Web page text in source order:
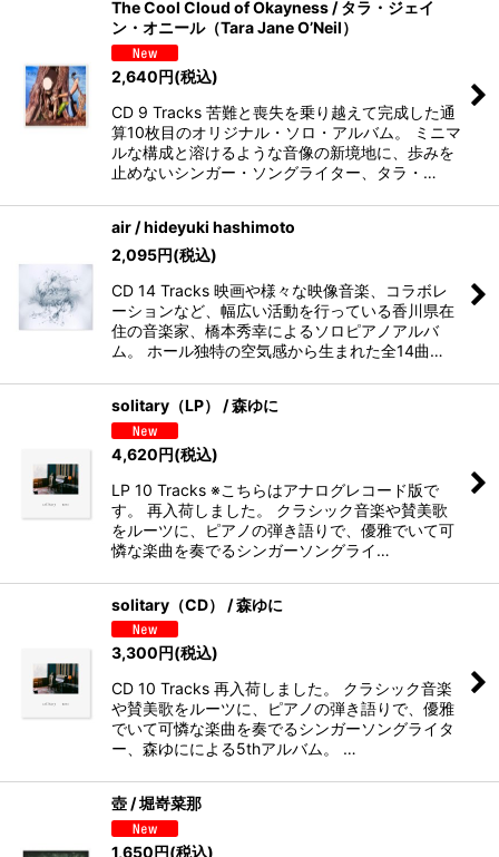
The Cool Cloud of Okayness / タラ・ジェイ
ン・オニール（Tara Jane O’Neil）
2,640円(税込)
CD 9 Tracks 苦難と喪失を乗り越えて完成した通
算10枚目のオリジナル・ソロ・アルバム。 ミニマ
ルな構成と溶けるような音像の新境地に、歩みを
止めないシンガー・ソングライター、タラ・…
air / hideyuki hashimoto
2,095円(税込)
CD 14 Tracks 映画や様々な映像音楽、コラボレ
ーションなど、幅広い活動を行っている香川県在
住の音楽家、橋本秀幸によるソロピアノアルバ
ム。 ホール独特の空気感から生まれた全14曲…
solitary（LP） / 森ゆに
4,620円(税込)
LP 10 Tracks ※こちらはアナログレコード版で
す。 再入荷しました。 クラシック音楽や賛美歌
をルーツに、ピアノの弾き語りで、優雅でいて可
憐な楽曲を奏でるシンガーソングライ…
solitary（CD） / 森ゆに
3,300円(税込)
CD 10 Tracks 再入荷しました。 クラシック音楽
や賛美歌をルーツに、ピアノの弾き語りで、優雅
でいて可憐な楽曲を奏でるシンガーソングライタ
ー、森ゆにによる5thアルバム。 …
壺 / 堀嵜菜那
1,650円(税込)